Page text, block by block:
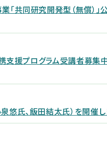
「共同研究開発型（無償）
援プログラム受講者募集中
悠氏、飯田結太氏）を開催